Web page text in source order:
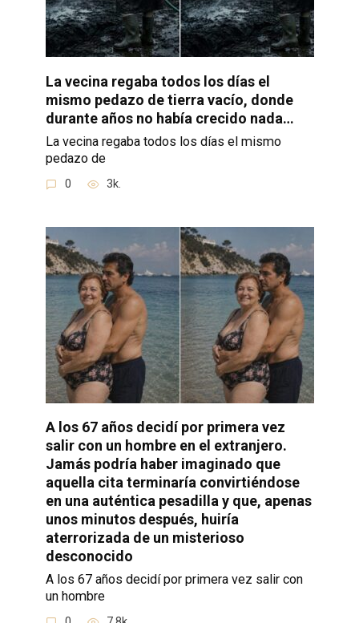
La vecina regaba todos los días el
mismo pedazo de tierra vacío, donde
durante años no había crecido nada…
La vecina regaba todos los días el mismo
pedazo de
0 3k.
A los 67 años decidí por primera vez
salir con un hombre en el extranjero.
Jamás podría haber imaginado que
aquella cita terminaría convirtiéndose
en una auténtica pesadilla y que, apenas
unos minutos después, huiría
aterrorizada de un misterioso
desconocido
A los 67 años decidí por primera vez salir con
un hombre